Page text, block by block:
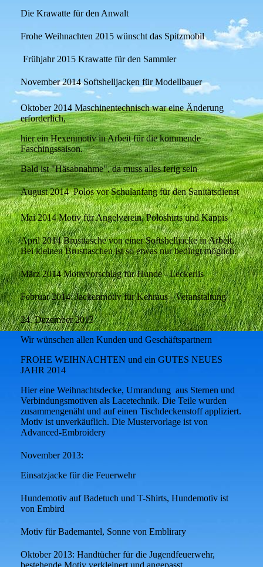
Die Krawatte für den Anwalt
Frohe Weihnachten 2015 wünscht das Spitzmobil
Frühjahr 2015 Krawatte für den Sammler
November 2014 Softshelljacken für Modellbauer
Oktober 2014 Maschinentechnisch war eine Änderung
erforderlich,
hier ein Hexenmotiv in Arbeit für die kommende
Faschingssaison.
Bald ist "Häsabnahme", da muss alles ferig sein
August 2014 Polos vor Schulanfang für den Sanitätsdienst
Mai 2014 Motiv für Angelverein, Poloshirts und Käppis
April 2014 Brusttasche von einer Softshelljacke in Arbeit.
Bei kleinen Brusttaschen ist so etwas nur bedingt möglich.
März 2014 Motivvorschlag für Hunde - Leckerlis
Februar 2014: Jackenmotiv für Kehraus - Veranstaltung
24. Dezember 2013
Wir wünschen allen Kunden und Geschäftspartnern
FROHE WEIHNACHTEN und ein GUTES NEUES
JAHR 2014
Hier eine Weihnachtsdecke, Umrandung aus Sternen und
Verbindungsmotiven als Lacetechnik. Die Teile wurden
zusammengenäht und auf einen Tischdeckenstoff appliziert.
Motiv ist unverkäuflich. Die Mustervorlage ist von
Advanced-Embroidery
November 2013:
Einsatzjacke für die Feuerwehr
Hundemotiv auf Badetuch und T-Shirts, Hundemotiv ist
von Embird
Motiv für Bademantel, Sonne von Emblirary
Oktober 2013: Handtücher für die Jugendfeuerwehr,